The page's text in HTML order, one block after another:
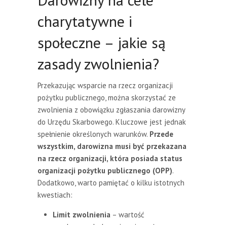
charytatywne i
społeczne – jakie są
zasady zwolnienia?
Przekazując wsparcie na rzecz organizacji
pożytku publicznego, można skorzystać ze
zwolnienia z obowiązku zgłaszania darowizny
do Urzędu Skarbowego. Kluczowe jest jednak
spełnienie określonych warunków. Przede
wszystkim, darowizna musi być przekazana
na rzecz organizacji, która posiada status
organizacji pożytku publicznego (OPP).
Dodatkowo, warto pamiętać o kilku istotnych
kwestiach:
Limit zwolnienia – wartość